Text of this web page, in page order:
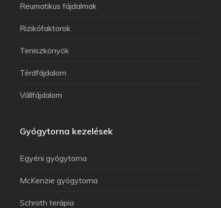
Reumatikus fájdalmak
Rizikófaktorok
Teniszkönyök
Térdfájdalom
Vállfájdalom
Gyógytorna kezelések
Egyéni gyógytorna
McKenzie gyógytorna
Schroth terápia